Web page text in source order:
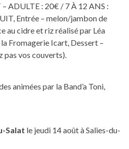
ADULTE : 20€ / 7 À 12 ANS :
Entrée – melon/jambon de
au cidre et riz réalisé par Léa
Fromagerie Icart, Dessert –
pas vos couverts).
animées par la Band’a Toni,
Salat le jeudi 14 août à Salies-du-